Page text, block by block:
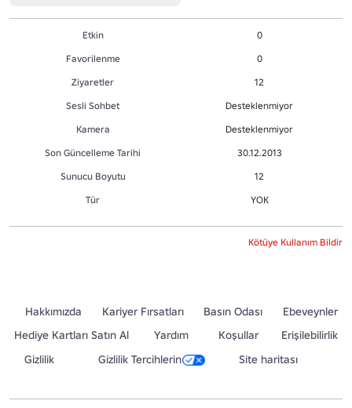
Etkin
0
Favorilenme
0
Ziyaretler
12
Sesli Sohbet
Desteklenmiyor
Kamera
Desteklenmiyor
Son Güncelleme Tarihi
30.12.2013
Sunucu Boyutu
12
Tür
YOK
Kötüye Kullanım Bildir
Hakkımızda Kariyer Fırsatları Basın Odası
Ebeveynler
Hediye Kartları Satın Al
Yardım Koşullar
Erişilebilirlik
Gizlilik
Gizlilik Tercihlerin Site haritası